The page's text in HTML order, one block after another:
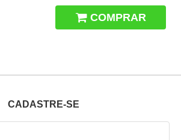
COMPRAR
CADASTRE-SE